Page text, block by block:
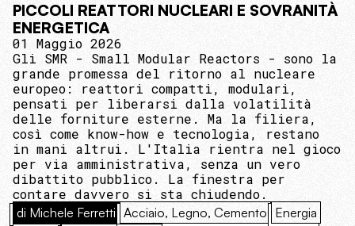
PICCOLI REATTORI NUCLEARI E SOVRANITÀ
ENERGETICA
01 Maggio 2026
Gli SMR - Small Modular Reactors - sono la
grande promessa del ritorno al nucleare
europeo: reattori compatti, modulari,
pensati per liberarsi dalla volatilità
delle forniture esterne. Ma la filiera,
così come know-how e tecnologia, restano
in mani altrui. L'Italia rientra nel gioco
per via amministrativa, senza un vero
dibattito pubblico. La finestra per
contare davvero si sta chiudendo.
di Michele Ferretti Acciaio, Legno, Cemento Energia